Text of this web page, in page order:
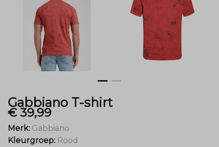
Gabbiano T-shirt
€ 39,99
Merk: Gabbiano
Kleurgroep: Rood